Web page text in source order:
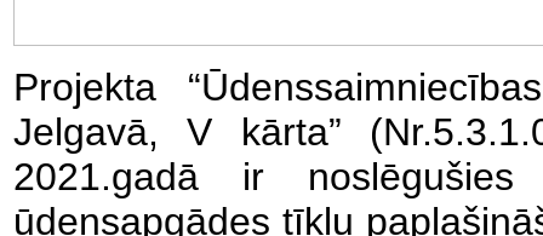
Projekta
Jelgavā, V kārta”
2021.gadā ir
ūdensapgādes tīklu